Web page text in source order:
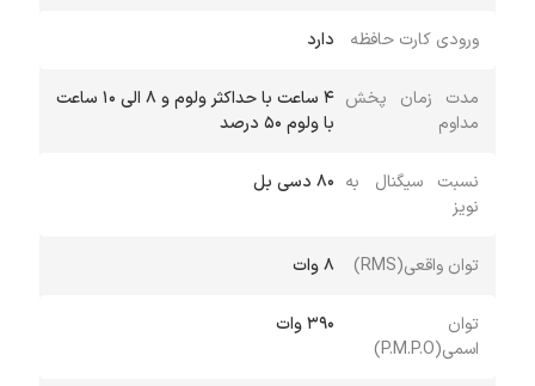
ورودی کارت حافظه دارد
مدت زمان پخش
مداوم
4 ساعت با حداکثر ولوم و 8 الی 10 ساعت
با ولوم 50 درصد
نسبت سیگنال به
نویز
80 دسی بل
توان واقعی(RMS) 8 وات
توان
اسمی(P.M.P.O)
390 وات